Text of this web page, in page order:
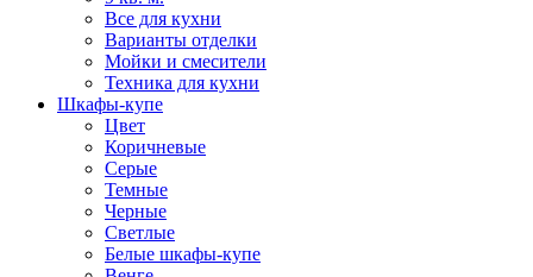
Все для кухни
Варианты отделки
Мойки и смесители
Техника для кухни
Шкафы-купе
Цвет
Коричневые
Серые
Темные
Черные
Светлые
Белые шкафы-купе